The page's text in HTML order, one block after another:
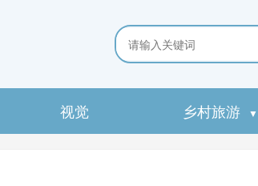
视觉 乡村旅游 ▼